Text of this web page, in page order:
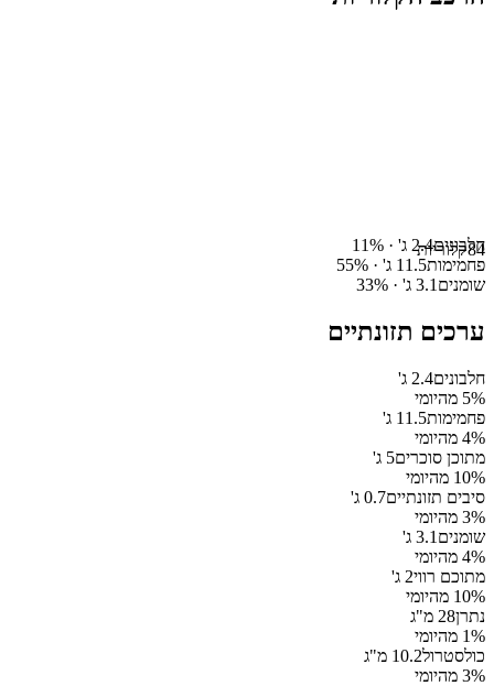
84קלוריות
חלבונים2.4 ג' · 11%
פחמימות11.5 ג' · 55%
שומנים 3.1 ג' · 33%
ערכים תזונתיים
חלבונים2.4 ג'
5% מהיומי
פחמימות11.5 ג'
4% מהיומי
מתוכן סוכרים5 ג'
10% מהיומי
סיבים תזונתיים0.7 ג'
3% מהיומי
שומנים 3.1 ג'
4% מהיומי
מתוכם רווי2 ג'
10% מהיומי
נתרן28 מ"ג
1% מהיומי
כולסטרול10.2 מ"ג
3% מהיומי